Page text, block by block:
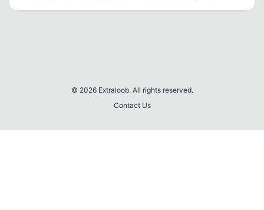
© 2026 Extraloob. All rights reserved.
Contact Us